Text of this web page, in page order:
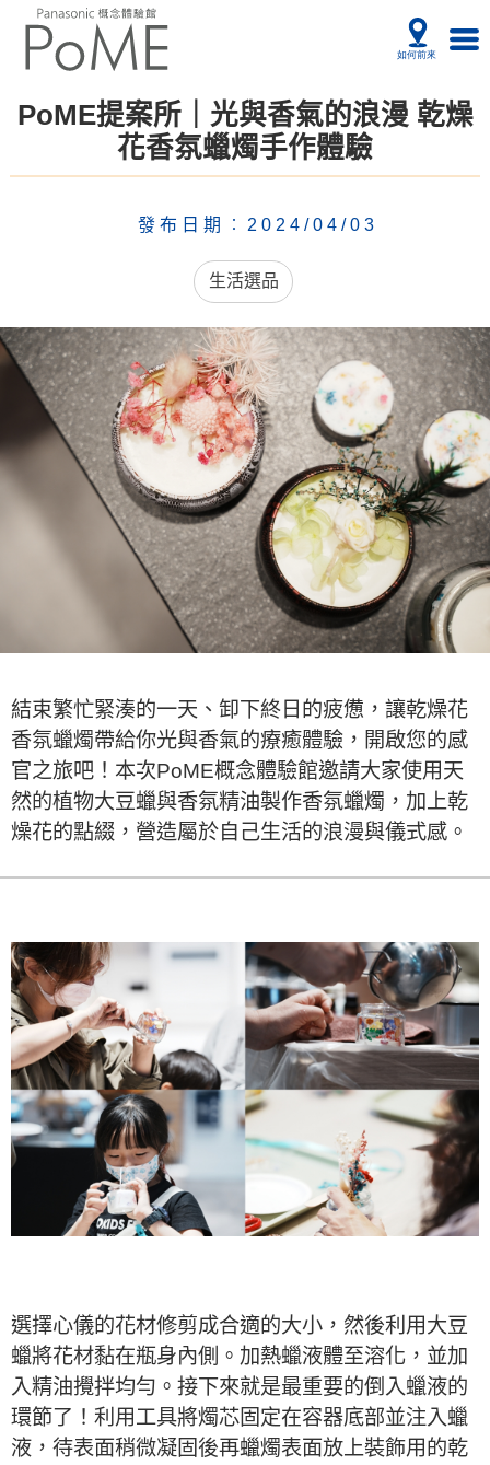
PoME提案所｜光與香氣的浪漫 乾燥
花香氛蠟燭手作體驗
生活選品
發布日期︰2024/04/03
結束繁忙緊湊的一天、卸下終日的疲憊，讓乾燥花
香氛蠟燭帶給你光與香氣的療癒體驗，開啟您的感
官之旅吧！本次PoME概念體驗館邀請大家使用天
然的植物大豆蠟與香氛精油製作香氛蠟燭，加上乾
燥花的點綴，營造屬於自己生活的浪漫與儀式感。
選擇心儀的花材修剪成合適的大小，然後利用大豆
蠟將花材黏在瓶身內側。加熱蠟液體至溶化，並加
入精油攪拌均勻。接下來就是最重要的倒入蠟液的
環節了！利用工具將燭芯固定在容器底部並注入蠟
液，待表面稍微凝固後再蠟燭表面放上裝飾用的乾